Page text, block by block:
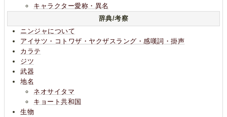
キャラクター愛称・異名
辞典/考察
ニンジャについて
アイサツ・コトワザ・ヤクザスラング・感嘆詞・掛声
カラテ
ジツ
武器
地名
ネオサイタマ
キョート共和国
生物